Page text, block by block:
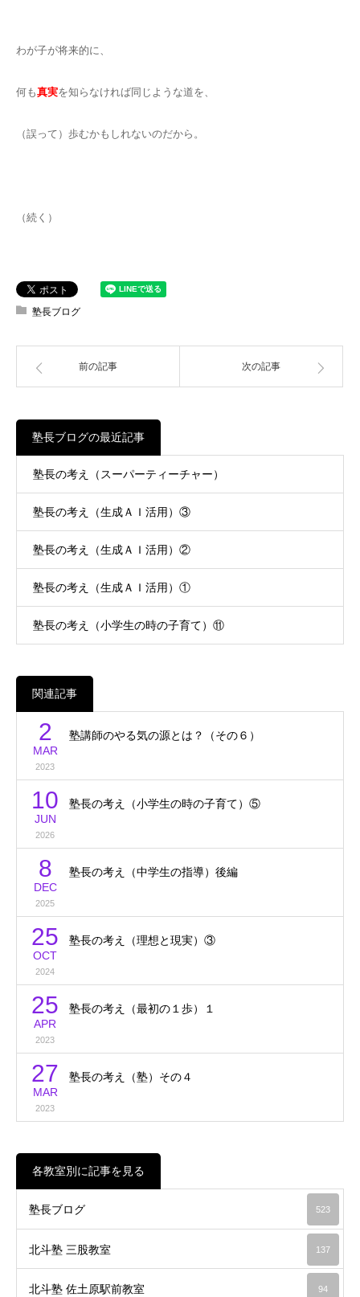
わが子が将来的に、
何も真実を知らなければ同じような道を、
（誤って）歩むかもしれないのだから。
（続く）
塾長ブログ
前の記事 次の記事
塾長ブログの最近記事
塾長の考え（スーパーティーチャー）
塾長の考え（生成ＡＩ活用）③
塾長の考え（生成ＡＩ活用）②
塾長の考え（生成ＡＩ活用）①
塾長の考え（小学生の時の子育て）⑪
関連記事
2
MAR
2023
塾講師のやる気の源とは？（その６）
10
JUN
2026
塾長の考え（小学生の時の子育て）⑤
8
DEC
2025
塾長の考え（中学生の指導）後編
25
OCT
2024
塾長の考え（理想と現実）③
25
APR
2023
塾長の考え（最初の１歩）１
27
MAR
2023
塾長の考え（塾）その４
各教室別に記事を見る
塾長ブログ 523
北斗塾 三股教室 137
北斗塾 佐土原駅前教室 94